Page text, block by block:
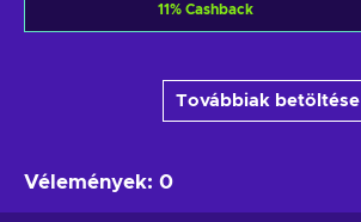
11% Cashback
Továbbiak betöltése
Vélemények: 0